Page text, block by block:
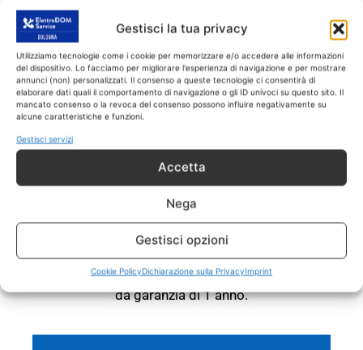
Gestisci la tua privacy
Utilizziamo tecnologie come i cookie per memorizzare e/o accedere alle informazioni
del dispositivo. Lo facciamo per migliorare l'esperienza di navigazione e per mostrare
annunci (non) personalizzati. Il consenso a queste tecnologie ci consentirà di
elaborare dati quali il comportamento di navigazione o gli ID univoci su questo sito. Il
mancato consenso o la revoca del consenso possono influire negativamente su
alcune caratteristiche e funzioni.
Gestisci servizi
Accetta
Nega
Gestisci opzioni
Cookie PolicyDichiarazione sulla PrivacyImprint
servizio di ricarica gas condizionatore Ozzano
Emilia esegue riparazioni e assistenza entro
24 o 48 ore dalla chiamata di intervento.
RICARICA GAS
CONDIZIONATORE Ozzano
RICAMBI CON GARANZIA DI
1 ANNO
Il servizio di ricarica gas condizionatore
Ozzano EmiliaintervieneSOLO
elettrodomestici fuori garanzia.Tutti gli
interventi sono effettuati con ricambi coperti
da garanzia di 1 anno.